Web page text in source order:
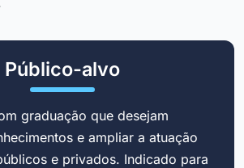
Público-alvo
graduação que desejam
e ampliar a atuação
e privados. Indicado para